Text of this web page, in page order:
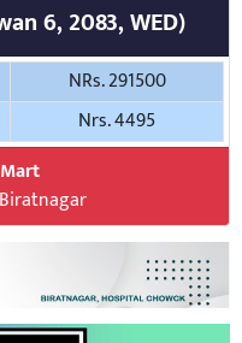
6, 2083, WED)
NRs. 291500
Nrs. 4495